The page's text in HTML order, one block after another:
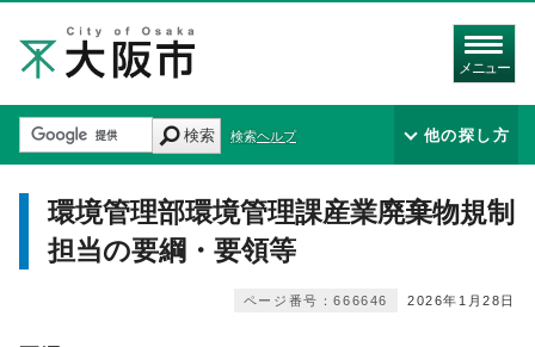
メニュー
検索 検索ヘルプ 他の探し方
環境管理部環境管理課産業廃棄物規制
担当の要綱・要領等
2026年1月28日
ページ番号：666646